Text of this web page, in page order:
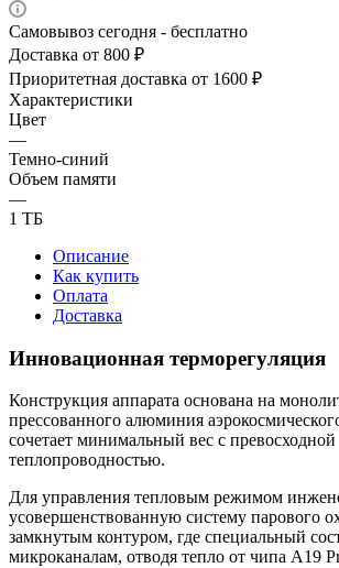
Самовывоз сегодня - бесплатно
Доставка от 800 ₽
Приоритетная доставка от 1600 ₽
Характеристики
Цвет
—
Темно-синий
Объем памяти
—
1 ТБ
Описание
Как купить
Оплата
Доставка
Инновационная терморегуляция
Конструкция аппарата основана на
прессованного алюминия
сочетает минимальный вес с превосходной
теплопроводностью.
Для управления тепловым режимом
усовершенствованную систему парового
замкнутым контуром, где специальный
микроканалам, отводя тепло от чипа A19